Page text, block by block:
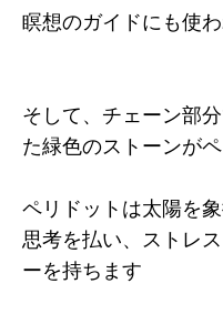
瞑想のガイドにも使
そして、チェーン部
た緑色のストーンが
ペリドットは太陽を
思考を払い、ストレ
ーを持ちます